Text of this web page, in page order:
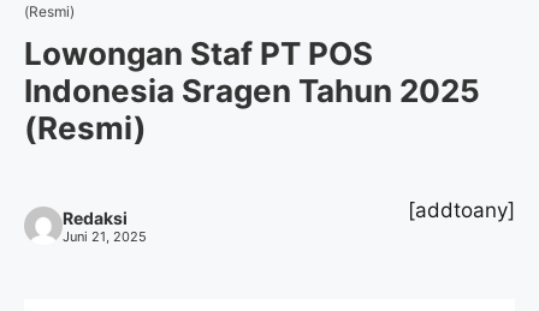
(Resmi)
Lowongan Staf PT POS
Indonesia Sragen Tahun 2025
(Resmi)
Redaksi
Juni 21, 2025
[addtoany]